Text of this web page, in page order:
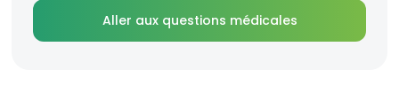
Aller aux questions médicales